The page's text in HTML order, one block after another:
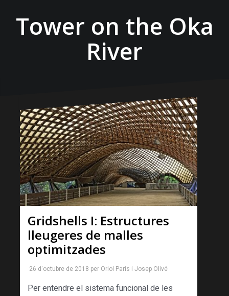
Tower on the Oka
River
Gridshells I: Estructures
lleugeres de malles
optimitzades
26 d'octubre de 2018 per Oriol París i Josep Olivé
Per entendre el sistema funcional de les